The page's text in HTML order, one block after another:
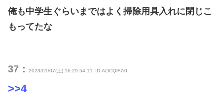
俺も中学生ぐらいまではよく掃除用具入れに閉じこ
もってたな
37： 2023/01/07(土) 16:29:54.11 ID:AOCQlF7i0
>>4